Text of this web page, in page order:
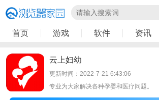
首页 游戏 软件 资讯
云上妇幼
更新时间：2022-7-21 6:43:06
专业为大家解决各种孕婴和医疗问题。